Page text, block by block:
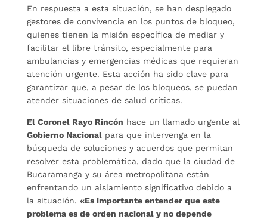
En respuesta a esta situación, se han desplegado
gestores de convivencia en los puntos de bloqueo,
quienes tienen la misión específica de mediar y
facilitar el libre tránsito, especialmente para
ambulancias y emergencias médicas que requieran
atención urgente. Esta acción ha sido clave para
garantizar que, a pesar de los bloqueos, se puedan
atender situaciones de salud críticas.
El Coronel Rayo Rincón hace un llamado urgente al
Gobierno Nacionalpara que intervenga en la
búsqueda de soluciones y acuerdos que permitan
resolver esta problemática, dado que la ciudad de
Bucaramanga y su área metropolitana están
enfrentando un aislamiento significativo debido a
la situación. «Es importante entender que este
problema es de orden nacional y no depende